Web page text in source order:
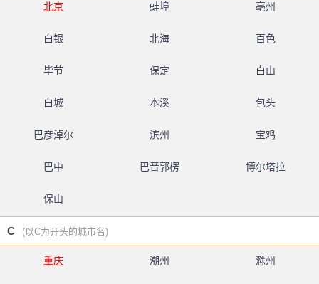
北京 蚌埠 亳州
白银 北海 百色
毕节 保定 白山
白城 本溪 包头
巴彦淖尔 滨州 宝鸡
巴中 巴音郭楞 博尔塔拉
保山
C (以C为开头的城市名)
重庆 潮州 滁州